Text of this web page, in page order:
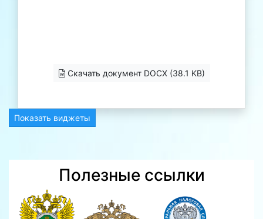
Скачать документ DOCX (38.1 KB)
Показать виджеты
Полезные ссылки